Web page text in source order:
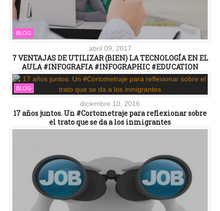
BLOG
abril 09, 2017
7 VENTAJAS DE UTILIZAR (BIEN) LA TECNOLOGÍA EN EL
AULA #INFOGRAFIA #INFOGRAPHIC #EDUCATION
BLOG
diciembre 10, 2016
17 años juntos. Un #Cortometraje para reflexionar sobre
el trato que se da a los inmigrantes